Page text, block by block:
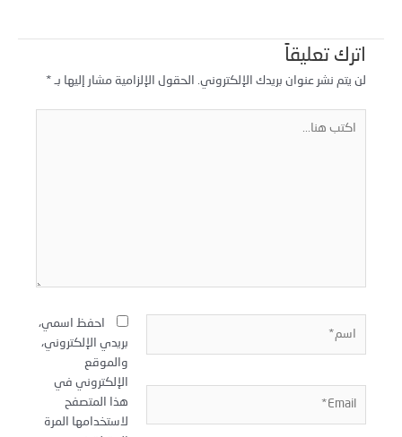
اترك تعليقاً
لن يتم نشر عنوان بريدك الإلكتروني. الحقول الإلزامية مشار إليها بـ
احفظ اسمي،
بريدي الإلكتروني،
والموقع
الإلكتروني في
هذا المتصفح
لاستخدامها المرة